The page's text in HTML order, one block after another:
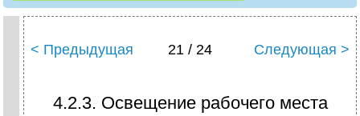
< Предыдущая 21 / 24 Следующая >
4.2.3. Освещение рабочего места